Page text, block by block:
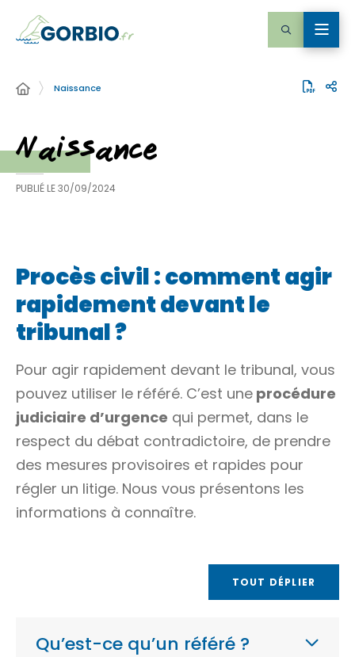
Naissance
Naissance
PUBLIÉ LE30/09/2024
Procès civil : comment agir
rapidement devant le
tribunal ?
Pour agir rapidement devant le tribunal, vous
pouvez utiliser le référé. C’est une procédure
judiciaire d’urgence qui permet, dans le
respect du débat contradictoire, de prendre
des mesures provisoires et rapides pour
régler un litige. Nous vous présentons les
informations à connaître.
TOUT DÉPLIER
Qu’est-ce qu’un référé ?